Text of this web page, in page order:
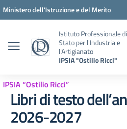
Vai ai contenuti
Vai al menu di navigazione
Vai al footer
Ministero dell'Istruzione e del Merito
Istituto Professionale di
Stato per l'Industria e
l'Artigianato
IPSIA "Ostilio Ricci"
IPSIA “Ostilio Ricci”
Libri di testo
2026-2027